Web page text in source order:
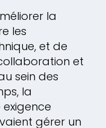
la
les
et de
et
sein des
la
gérer un